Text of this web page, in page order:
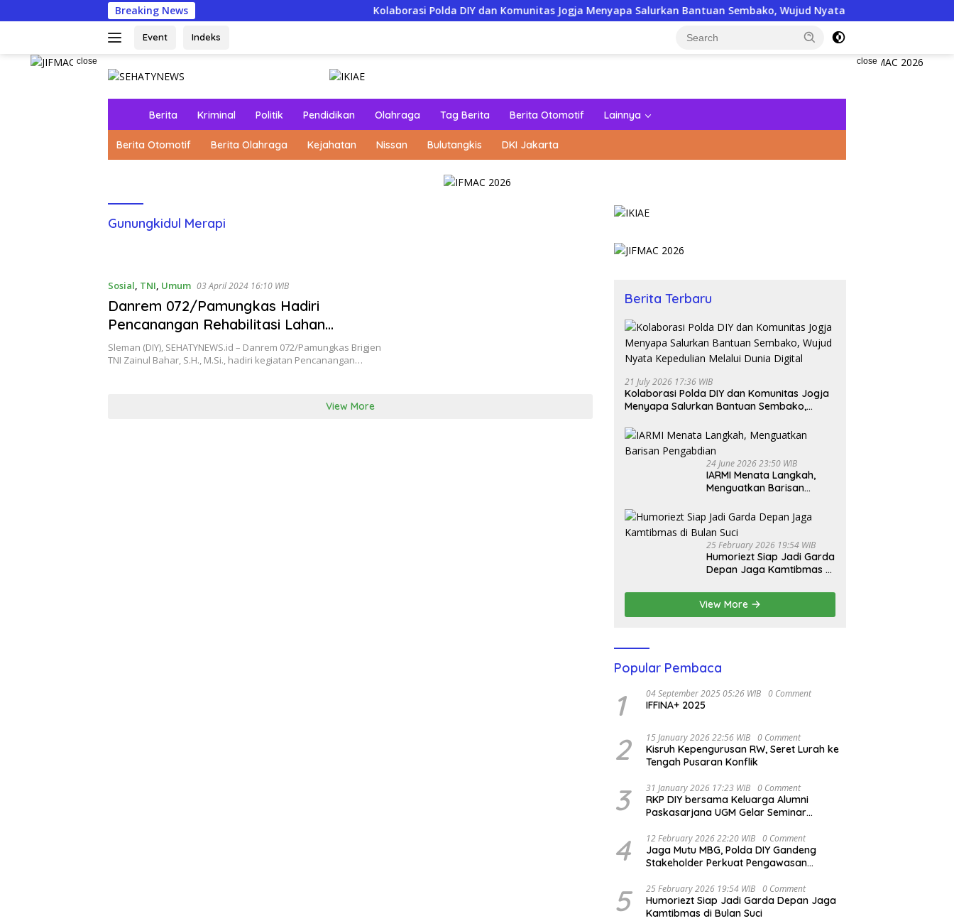
to
Breaking News Kolaborasi Polda DIY dan Komunitas Jogja Menyapa Salurkan Bantuan Sembako, Wujud Nyata Kepedulian Melalui Dunia Digital
Event Indeks
close close
m
e
Berita Kriminal Politik Pendidikan Olahraga Tag Berita Berita Otomotif Lainnya
Berita Otomotif Berita Olahraga Kejahatan Nissan Bulutangkis DKI Jakarta
Gunungkidul Merapi
Sosial, TNI, Umum 03 April 2024 16:10 WIB
Danrem 072/Pamungkas Hadiri
Pencanangan Rehabilitasi Lahan
Kawasan Penyangga Gunung Merapi
Sleman (DIY), SEHATYNEWS.id – Danrem 072/Pamungkas Brigjen
TNI Zainul Bahar, S.H., M.Si., hadiri kegiatan Pencanangan…
View More
Berita Terbaru
21 July 2026 17:36 WIB
Kolaborasi Polda DIY dan Komunitas Jogja
Menyapa Salurkan Bantuan Sembako,
Digital
24 June 2026 23:50 WIB
IARMI Menata Langkah,
Menguatkan Barisan
25 February 2026 19:54 WIB
Humoriezt Siap Jadi Garda
Depan Jaga Kamtibmas di
View More
Popular Pembaca
1 04 September 2025 05:26 WIB 0 Comment
IFFINA+ 2025
2 15 January 2026 22:56 WIB 0 Comment
Kisruh Kepengurusan RW, Seret Lurah ke
Tengah Pusaran Konflik
3 31 January 2026 17:23 WIB 0 Comment
RKP DIY bersama Keluarga Alumni
Paskasarjana UGM Gelar Seminar
4 12 February 2026 22:20 WIB 0 Comment
Jaga Mutu MBG, Polda DIY Gandeng
Stakeholder Perkuat Pengawasan
5 25 February 2026 19:54 WIB 0 Comment
Humoriezt Siap Jadi Garda Depan Jaga
Kamtibmas di Bulan Suci